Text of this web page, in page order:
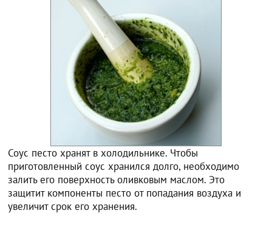
Соус песто хранят в холодильнике. Чтобы
приготовленный соус хранился долго, необходимо
залить его поверхность оливковым маслом. Это
защитит компоненты песто от попадания воздуха и
увеличит срок его хранения.